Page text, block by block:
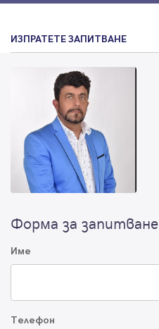
ИЗПРАТЕТЕ ЗАПИТВАНЕ
Форма за запитване
Име
Телефон